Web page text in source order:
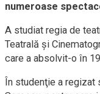
numeroase
A studiat regia de
Teatrală şi
care a absolvit-o în
În studenţie a regizat